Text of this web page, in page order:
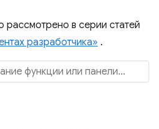
рассмотрено в серии статей
разработчика» .